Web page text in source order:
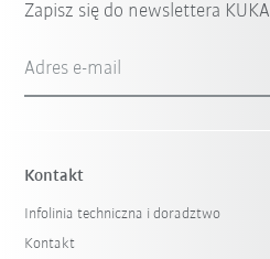
Zapisz się do newslettera KUKA
Adres e-mail
Kontakt
Infolinia techniczna i doradztwo
Kontakt